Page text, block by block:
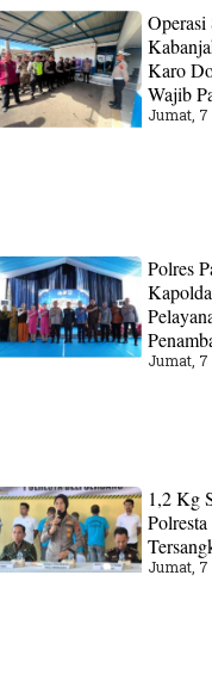
Operasi
Karo
Wajib
Jumat, 7
Polres
Jumat, 7
1,2 Kg
Jumat, 7